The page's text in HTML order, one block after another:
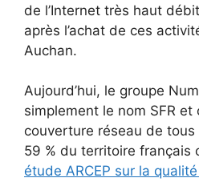
de l’Internet très haut
après l’achat de ces
Auchan.
Aujourd’hui, le groupe
simplement le nom SFR
couverture réseau de
59 % du territoire français
étude ARCEP sur la